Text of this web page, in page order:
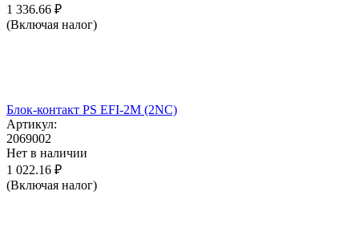
1 336.66 ₽
(Включая налог)
Блок-контакт PS EFI-2M (2NC)
Артикул:
2069002
Нет в наличии
1 022.16 ₽
(Включая налог)